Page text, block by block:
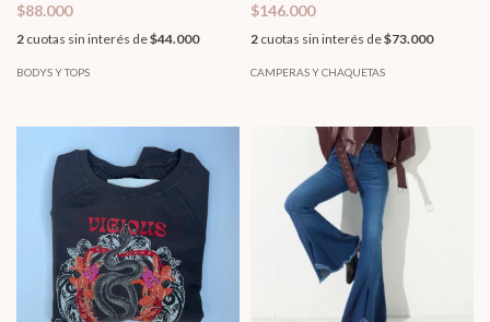
$88.000
2 cuotas sin interés de$44.000
BODYS Y TOPS
$146.000
2 cuotas sin interés de$73.000
CAMPERAS Y CHAQUETAS